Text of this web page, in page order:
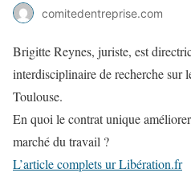
comitedentreprise.com
Brigitte Reynes, juriste, est
interdisciplinaire de recherche sur
Toulouse.
En quoi le contrat unique
marché du travail ?
L’article complets ur Libération.fr